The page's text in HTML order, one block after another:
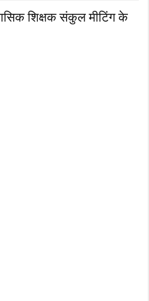
शिक्षक संकुल मीटिंग के